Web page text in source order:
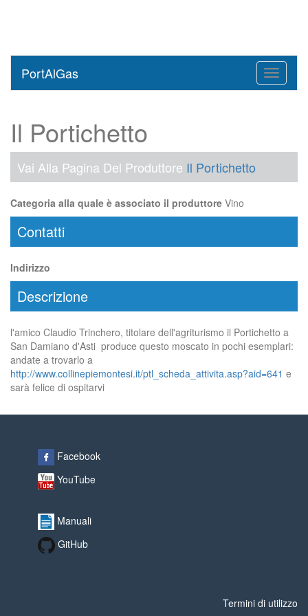
Toggle
PortAlGas
Il Portichetto
Vai Alla Pagina Del Produttore Il Portichetto
Categoria alla quale è associato il produttore Vino
Contatti
Indirizzo
Descrizione
l'amico Claudio Trinchero, titolare dell'agriturismo il Portichetto a
San Damiano d'Asti produce questo moscato in pochi esemplari:
andate a trovarlo a
http://www.collinepiemontesi.it/ptl_scheda_attivita.asp?aid=641 e
sarà felice di ospitarvi
Facebook
YouTube
Manuali
GitHub
Termini di utilizzo